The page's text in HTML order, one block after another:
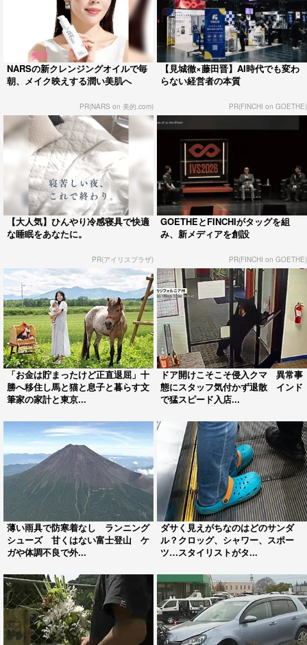
NARSの新クレンジングオイルで毎
朝、メイク映えする潤い美肌へ
PR(NARS on 美的.com)
【見城徹×藤田晋】AI時代でも変わ
らない経営者の本質
PR(FINCHI on GOETHE)
【大人気】ひんやり冷感寝具で快適
な睡眠をあなたに。
PR(アイリスプラザ)
GOETHEとFINCHIがタッグを組
み、新メディアを創設
PR(FINCHI on GOETHE)
「お金は貯まったけど正直退屈」十
勝へ移住し馬と猫と息子と暮らす文
筆家の家計と東京...
ドア開けこそこそ侵入クマ 異常事
態にスタッフ気付かず退散 インド
で猛スピード入店...
薄い雨具で防寒着なし ランニング
シューズ 甘くはない富士登山 ケ
ガや体調不良で外...
ダサく見えがちなのはどのサンダ
ル？クロッグ、シャワー、スポー
ツ…スタイリストがタ...